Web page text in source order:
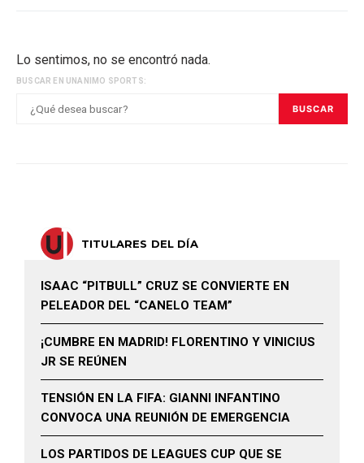
Lo sentimos, no se encontró nada.
BUSCAR EN UNANIMO SPORTS:
BUSCAR
TITULARES DEL DÍA
ISAAC “PITBULL” CRUZ SE CONVIERTE EN
PELEADOR DEL “CANELO TEAM”
¡CUMBRE EN MADRID! FLORENTINO Y VINICIUS
JR SE REÚNEN
TENSIÓN EN LA FIFA: GIANNI INFANTINO
CONVOCA UNA REUNIÓN DE EMERGENCIA
LOS PARTIDOS DE LEAGUES CUP QUE SE